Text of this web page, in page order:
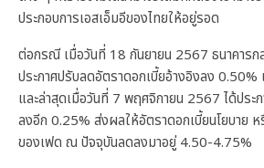
ประกอบการเอสเอ็มอีของไทยให้อยู่รอด
ต่อกรณี เมื่อวันที่ 18 กันยายน 2567 ธนาคารก
ประกาศปรับลดอัตราดอกเบี้ยอ้างอิงลง 0.50%
และล่าสุดเมื่อวันที่ 7 พฤศจิกายน 2567 ได้ประ
ลงอีก 0.25% ส่งผลให้อัตราดอกเบี้ยนโยบาย
ของเฟด ณ ปัจจุบันลดลงมาอยู่ 4.50-4.75%